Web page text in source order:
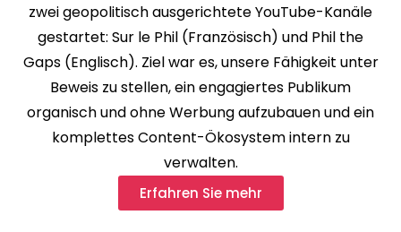
zwei geopolitisch ausgerichtete YouTube-Kanäle
gestartet: Sur le Phil (Französisch) und Phil the
Gaps (Englisch). Ziel war es, unsere Fähigkeit unter
Beweis zu stellen, ein engagiertes Publikum
organisch und ohne Werbung aufzubauen und ein
komplettes Content-Ökosystem intern zu
verwalten.
Erfahren Sie mehr